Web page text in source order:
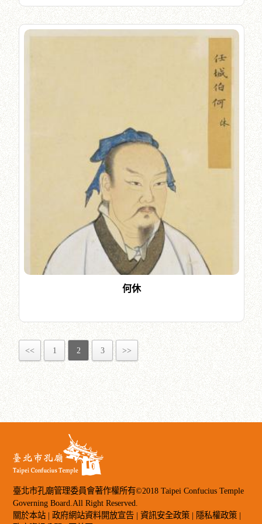
何休
<< 1 2 3 >>
臺北市孔廟管理委員會著作權所有©2018 Taipei Confucius Temple
Governing Board.All Right Reserved.
關於本站 | 政府網站資料開放宣告 |資訊安全政策 | 隱私權政策 |